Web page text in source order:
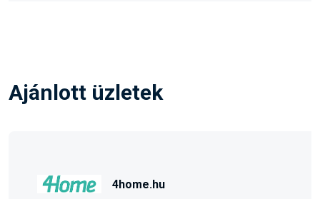
Ajánlott üzletek
4home.hu